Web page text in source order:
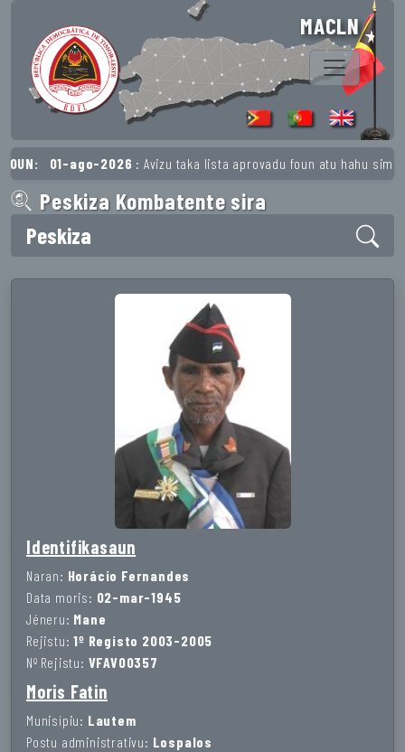
MACLN
01-ago-2026: Avizu taka lista aprovadu foun atu hahu simu
Peskiza Kombatente sira
Peskiza
Identifikasaun
Naran: Horácio Fernandes
Data moris: 02-mar-1945
Jéneru: Mane
Rejistu: 1º Registo 2003-2005
Nº Rejistu: VFAV00357
Moris Fatin
Munisípiu: Lautem
Postu administrativu: Lospalos